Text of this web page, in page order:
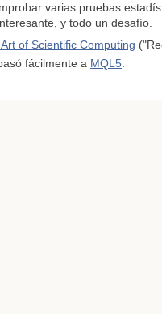
varias pruebas
y todo un desafío.
of Scientific Computing
fácilmente a MQL5